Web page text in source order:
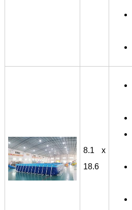
8.1 x
18.6